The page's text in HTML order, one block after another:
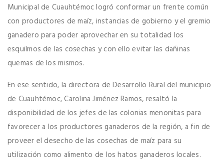
Municipal de Cuauhtémoc logró conformar un frente común
con productores de maíz, instancias de gobierno y el gremio
ganadero para poder aprovechar en su totalidad los
esquilmos de las cosechas y con ello evitar las dañinas
quemas de los mismos.
En ese sentido, la directora de Desarrollo Rural del municipio
de Cuauhtémoc, Carolina Jiménez Ramos, resaltó la
disponibilidad de los jefes de las colonias menonitas para
favorecer a los productores ganaderos de la región, a fin de
proveer el desecho de las cosechas de maíz para su
utilización como alimento de los hatos ganaderos locales.